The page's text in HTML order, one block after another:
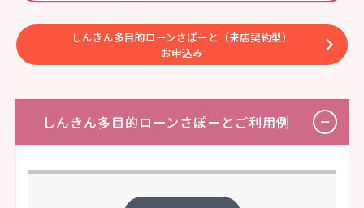
しんきん多目的ローンさぽーと（来店契約型）
お申込み
しんきん多目的ローンさぽーとご利用例